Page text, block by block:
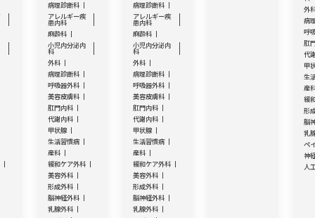
病理診断科
アレルギー疾
患内科
麻酔科
小児内分泌内
科
外科
病理診断科
呼吸器外科
美容皮膚科
肛門内科
代謝内科
甲状腺
生活習慣病
産科
緩和ケア外科
美容外科
形成外科
脳神経外科
乳腺外科
病理診断科
アレルギー疾
患内科
麻酔科
小児内分泌内
科
外科
病理診断科
呼吸器外科
美容皮膚科
肛門内科
代謝内科
甲状腺
生活習慣病
産科
緩和ケア外科
美容外科
形成外科
脳神経外科
乳腺外科
外
病
呼
肛
代
甲
生
産
緩
形
脳
乳
ペ
神
人